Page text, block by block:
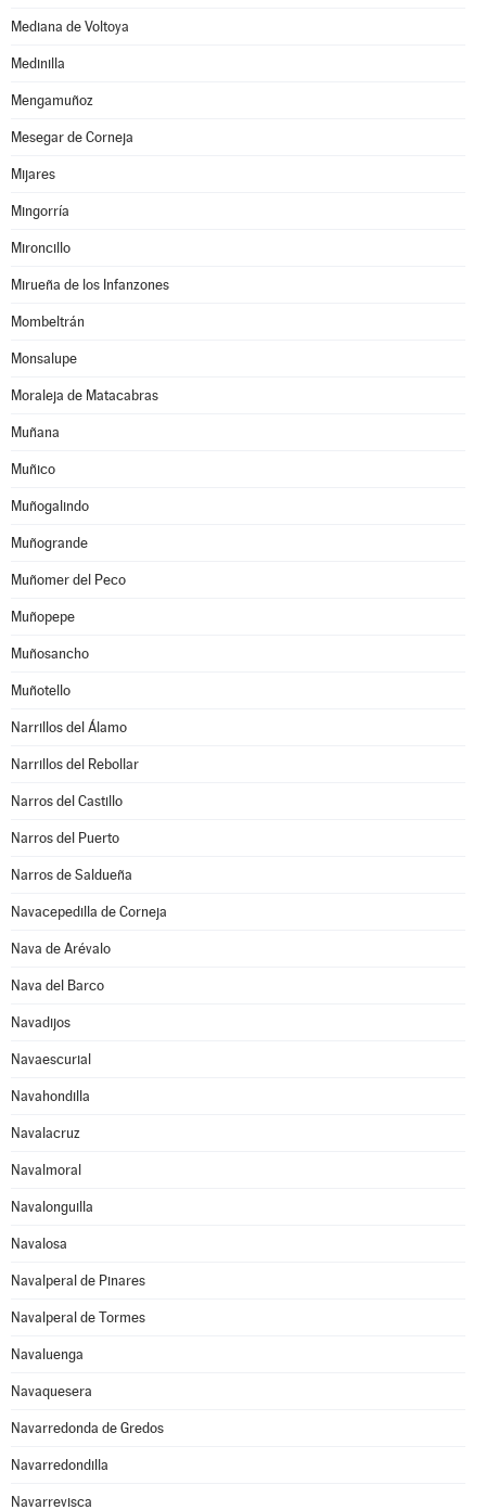
Mediana de Voltoya
Medinilla
Mengamuñoz
Mesegar de Corneja
Mijares
Mingorría
Mironcillo
Mirueña de los Infanzones
Mombeltrán
Monsalupe
Moraleja de Matacabras
Muñana
Muñico
Muñogalindo
Muñogrande
Muñomer del Peco
Muñopepe
Muñosancho
Muñotello
Narrillos del Álamo
Narrillos del Rebollar
Narros del Castillo
Narros del Puerto
Narros de Saldueña
Navacepedilla de Corneja
Nava de Arévalo
Nava del Barco
Navadijos
Navaescurial
Navahondilla
Navalacruz
Navalmoral
Navalonguilla
Navalosa
Navalperal de Pinares
Navalperal de Tormes
Navaluenga
Navaquesera
Navarredonda de Gredos
Navarredondilla
Navarrevisca